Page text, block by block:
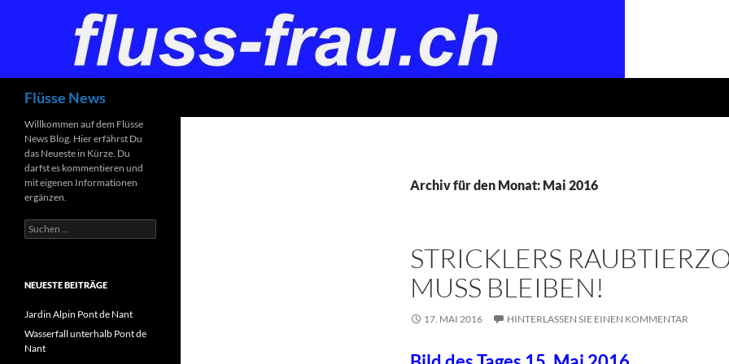
Flüsse News
Archiv für den Monat: Mai 2016
STRICKLERS
MUSS BLEIBEN!
17. MAI 2016 HINTERLASSEN SIE EINEN KOMMENTAR
Willkommen auf dem Flüsse
News Blog. Hier erfährst Du
das Neueste in Kürze. Du
darfst es kommentieren und
mit eigenen Informationen
ergänzen.
Suchen
nach:
NEUESTE BEITRÄGE
Jardin Alpin Pont de Nant
Wasserfall unterhalb Pont de
Nant